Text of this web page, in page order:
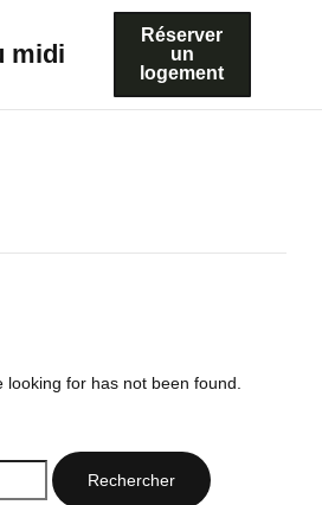
midi
Réserver
un
logement
for has not been found.